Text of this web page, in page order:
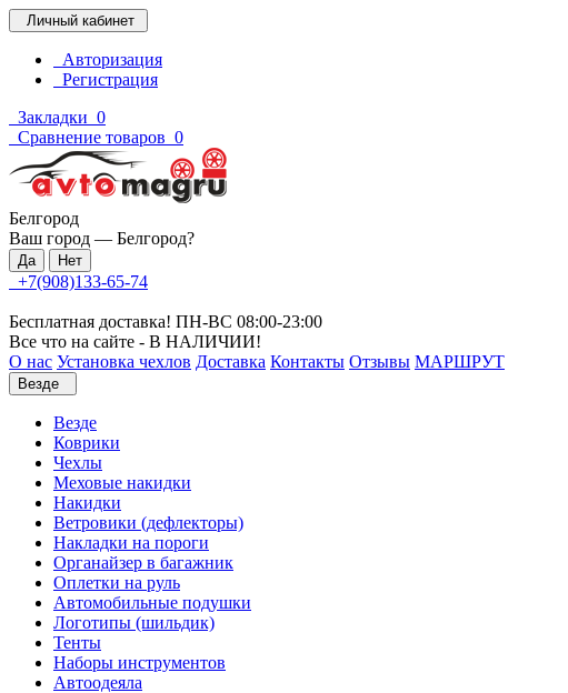
Личный кабинет
Авторизация
Регистрация
Закладки 0
Сравнение товаров 0
Белгород
Ваш город — Белгород?
+7(908)133-65-74
Бесплатная доставка! ПН-ВС 08:00-23:00
Все что на сайте - В НАЛИЧИИ!
О нас Установка чехлов Доставка Контакты Отзывы МАРШРУТ
Везде
Везде
Коврики
Чехлы
Меховые накидки
Накидки
Ветровики (дефлекторы)
Накладки на пороги
Органайзер в багажник
Оплетки на руль
Автомобильные подушки
Логотипы (шильдик)
Тенты
Наборы инструментов
Автоодеяла